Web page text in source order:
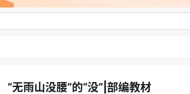
“无雨山没腰”的“没”|部编教材